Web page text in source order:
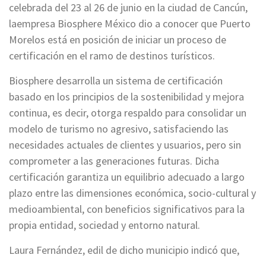
celebrada del 23 al 26 de junio en la ciudad de Cancún,
laempresa Biosphere México dio a conocer que Puerto
Morelos está en posición de iniciar un proceso de
certificación en el ramo de destinos turísticos.
Biosphere desarrolla un sistema de certificación
basado en los principios de la sostenibilidad y mejora
continua, es decir, otorga respaldo para consolidar un
modelo de turismo no agresivo, satisfaciendo las
necesidades actuales de clientes y usuarios, pero sin
comprometer a las generaciones futuras. Dicha
certificación garantiza un equilibrio adecuado a largo
plazo entre las dimensiones económica, socio-cultural y
medioambiental, con beneficios significativos para la
propia entidad, sociedad y entorno natural.
Laura Fernández, edil de dicho municipio indicó que,